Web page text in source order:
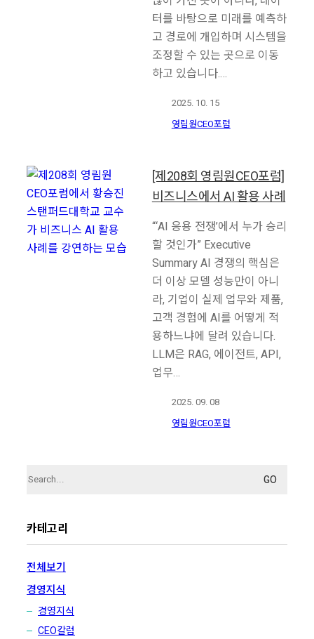
터를 바탕으로 미래를 예측하
고 경로에 개입하며 시스템을
조정할 수 있는 곳으로 이동
하고 있습니다.…
2025. 10. 15
영림원CEO포럼
[제208회 영림원CEO포럼]
비즈니스에서 AI 활용 사례
“‘AI 응용 전쟁’에서 누가 승리
할 것인가” Executive
Summary AI 경쟁의 핵심은
더 이상 모델 성능만이 아니
라, 기업이 실제 업무와 제품,
고객 경험에 AI를 어떻게 적
용하느냐에 달려 있습니다.
LLM은 RAG, 에이전트, API,
업무…
2025. 09. 08
영림원CEO포럼
Search
카테고리
전체보기
경영지식
경영지식
CEO칼럼